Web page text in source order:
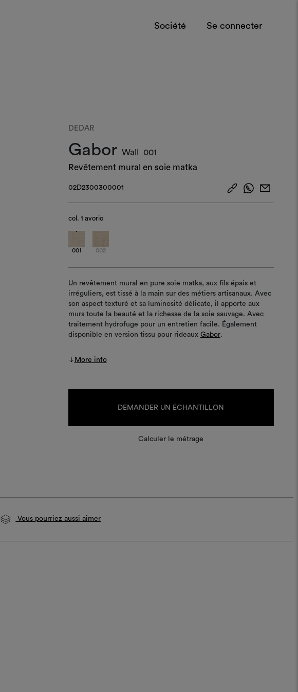
Société Se connecter
DEDAR
Gabor Wall
001
Revêtement mural en soie matka
02D2300300001
col. 1 avorio
001 002
Un revêtement mural en pure soie matka, aux fils épais et
irréguliers, est tissé à la main sur des métiers artisanaux. Avec
son aspect texturé et sa luminosité délicate, il apporte aux
murs toute la beauté et la richesse de la soie sauvage. Avec
traitement hydrofuge pour un entretien facile. Également
disponible en version tissu pour rideaux Gabor.
More info
DEMANDER UN ÉCHANTILLON
Calculer le métrage
Vous pourriez aussi aimer